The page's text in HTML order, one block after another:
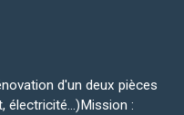
d'un deux pièces
électricité...)Mission :